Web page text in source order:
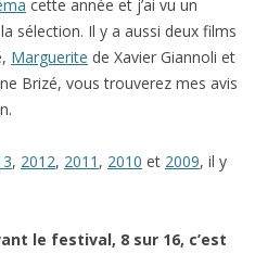
cette année et j’ai vu un
sélection. Il y a aussi deux films
Marguerite de Xavier Giannoli et
Brizé, vous trouverez mes avis
, 2012, 2011 , 2010 et 2009, il y
le festival, 8 sur 16, c’est